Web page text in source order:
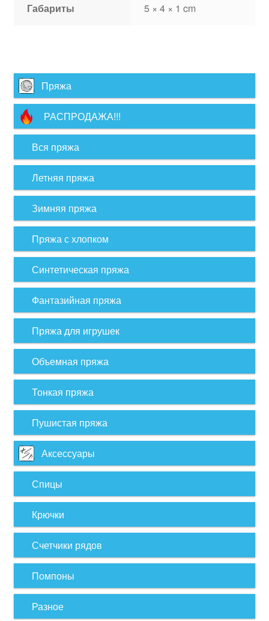
Габариты 5 × 4 × 1 cm
Пряжа
РАСПРОДАЖА!!!
Вся пряжа
Летняя пряжа
Зимняя пряжа
Пряжа с хлопком
Синтетическая пряжа
Фантазийная пряжа
Пряжа для игрушек
Объемная пряжа
Тонкая пряжа
Пушистая пряжа
Аксессуары
Спицы
Крючки
Счетчики рядов
Помпоны
Разное